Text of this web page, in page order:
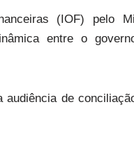
(IOF) pelo
entre o
audiência de